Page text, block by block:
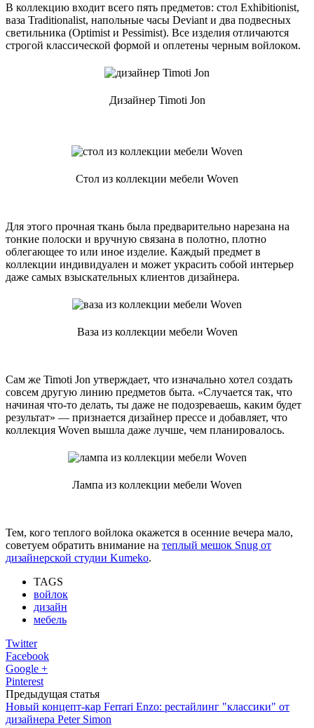
В коллекцию входит всего пять предметов: стол Exhibitionist,
ваза Traditionalist, напольные часы Deviant и два подвесных
светильника (Optimist и Pessimist). Все изделия отличаются
строгой классической формой и оплетены черным войлоком.
Дизайнер Timoti Jon
Стол из коллекции мебели Woven
Для этого прочная ткань была предварительно нарезана на
тонкие полоски и вручную связана в полотно, плотно
облегающее то или иное изделие. Каждый предмет в
коллекции индивидуален и может украсить собой интерьер
даже самых взыскательных клиентов дизайнера.
Ваза из коллекции мебели Woven
Сам же Timoti Jon утверждает, что изначально хотел создать
совсем другую линию предметов быта. «Случается так, что
начиная что-то делать, ты даже не подозреваешь, каким будет
результат» — признается дизайнер прессе и добавляет, что
коллекция Woven вышла даже лучше, чем планировалось.
Лампа из коллекции мебели Woven
Тем, кого теплого войлока окажется в осенние вечера мало,
советуем обратить внимание на теплый мешок Snug от
дизайнерской студии Kumeko.
TAGS
войлок
дизайн
мебель
Twitter
Facebook
Google +
Pinterest
Предыдущая статья
Новый концепт-кар Ferrari Enzo: рестайлинг "классики" от
дизайнера Peter Simon